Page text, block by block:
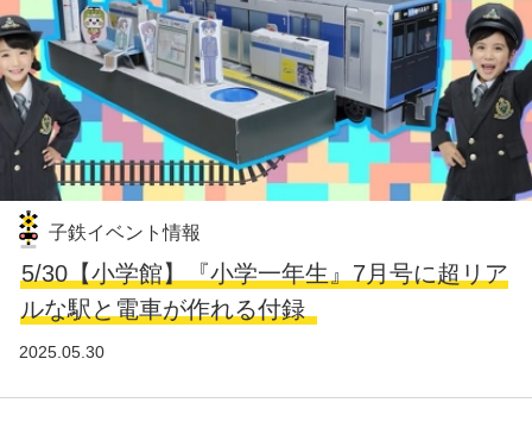
子鉄イベント情報
5/30【小学館】『小学一年生』7月号に超リア
ルな駅と電車が作れる付録
2025.05.30